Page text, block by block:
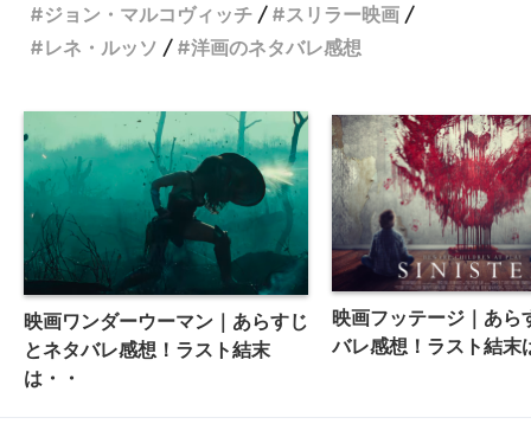
ジョン・マルコヴィッチ
スリラー映画
レネ・ルッソ
洋画のネタバレ感想
映画ワンダーウーマン｜あらすじ
とネタバレ感想！ラスト結末
は・・
映画フッテージ｜あら
バレ感想！ラスト結末